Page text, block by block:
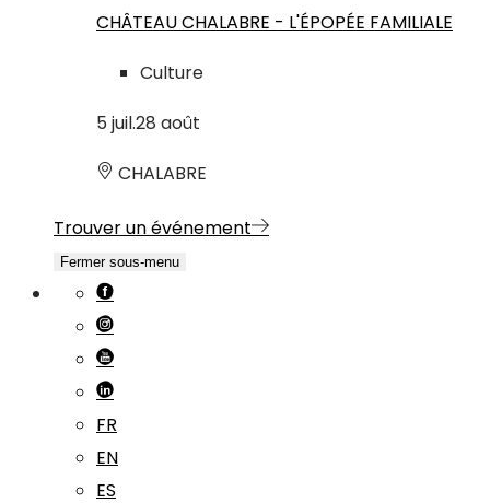
CHÂTEAU CHALABRE - L'ÉPOPÉE FAMILIALE
Culture
5 juil.28 août
CHALABRE
Trouver un événement
Fermer sous-menu
FR
EN
ES